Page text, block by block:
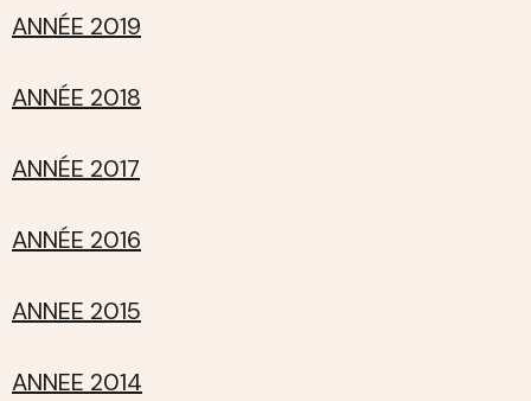
ANNÉE 2019
ANNÉE 2018
ANNÉE 2017
ANNÉE 2016
ANNEE 2015
ANNEE 2014